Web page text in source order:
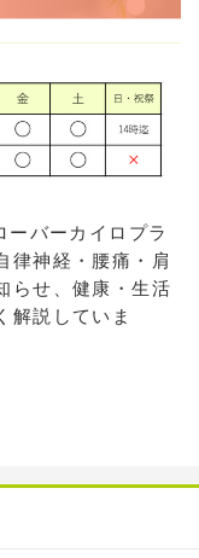
バーカイロプラ
律神経・腰痛・肩
らせ、健康・生活
解説していま